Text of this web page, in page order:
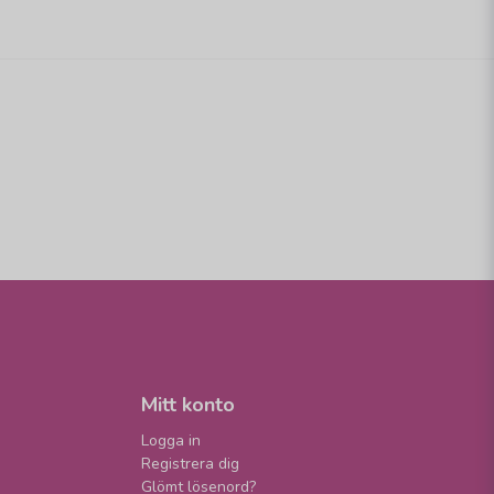
Mitt konto
Logga in
Registrera dig
Glömt lösenord?